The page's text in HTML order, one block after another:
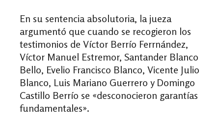
En su sentencia absolutoria, la jueza
argumentó que cuando se recogieron los
testimonios de Víctor Berrío Ferrnández,
Víctor Manuel Estremor, Santander Blanco
Bello, Evelio Francisco Blanco, Vicente Julio
Blanco, Luis Mariano Guerrero y Domingo
Castillo Berrío se «desconocieron garantías
fundamentales».